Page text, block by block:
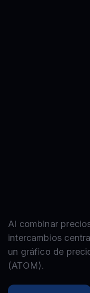
Al combinar
intercambios
un gráfico de
(ATOM).